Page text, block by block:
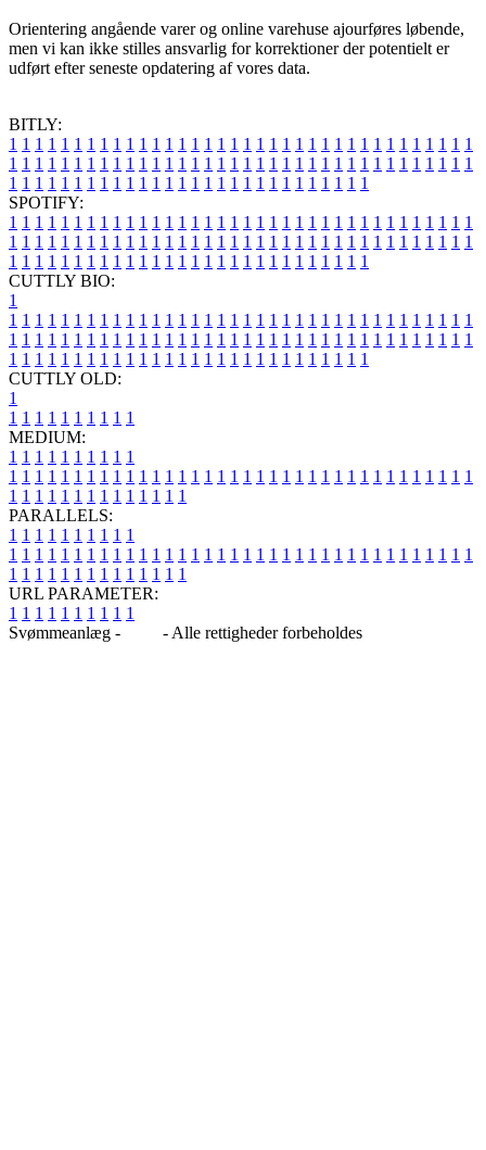
Orientering angående varer og online varehuse ajourføres løbende,
men vi kan ikke stilles ansvarlig for korrektioner der potentielt er
udført efter seneste opdatering af vores data.
BITLY:
1 1 1 1 1 1 1 1 1 1 1 1 1 1 1 1 1 1 1 1 1 1 1 1 1 1 1 1 1 1 1 1 1 1 1 1
1 1 1 1 1 1 1 1 1 1 1 1 1 1 1 1 1 1 1 1 1 1 1 1 1 1 1 1 1 1 1 1 1 1 1 1
1 1 1 1 1 1 1 1 1 1 1 1 1 1 1 1 1 1 1 1 1 1 1 1 1 1 1 1
SPOTIFY:
1 1 1 1 1 1 1 1 1 1 1 1 1 1 1 1 1 1 1 1 1 1 1 1 1 1 1 1 1 1 1 1 1 1 1 1
1 1 1 1 1 1 1 1 1 1 1 1 1 1 1 1 1 1 1 1 1 1 1 1 1 1 1 1 1 1 1 1 1 1 1 1
1 1 1 1 1 1 1 1 1 1 1 1 1 1 1 1 1 1 1 1 1 1 1 1 1 1 1 1
CUTTLY BIO:
1
1 1 1 1 1 1 1 1 1 1 1 1 1 1 1 1 1 1 1 1 1 1 1 1 1 1 1 1 1 1 1 1 1 1 1 1
1 1 1 1 1 1 1 1 1 1 1 1 1 1 1 1 1 1 1 1 1 1 1 1 1 1 1 1 1 1 1 1 1 1 1 1
1 1 1 1 1 1 1 1 1 1 1 1 1 1 1 1 1 1 1 1 1 1 1 1 1 1 1 1
CUTTLY OLD:
1
1 1 1 1 1 1 1 1 1 1
MEDIUM:
1 1 1 1 1 1 1 1 1 1
1 1 1 1 1 1 1 1 1 1 1 1 1 1 1 1 1 1 1 1 1 1 1 1 1 1 1 1 1 1 1 1 1 1 1 1
1 1 1 1 1 1 1 1 1 1 1 1 1 1
PARALLELS:
1 1 1 1 1 1 1 1 1 1
1 1 1 1 1 1 1 1 1 1 1 1 1 1 1 1 1 1 1 1 1 1 1 1 1 1 1 1 1 1 1 1 1 1 1 1
1 1 1 1 1 1 1 1 1 1 1 1 1 1
URL PARAMETER:
1 1 1 1 1 1 1 1 1 1
Svømmeanlæg -
- Alle rettigheder forbeholdes